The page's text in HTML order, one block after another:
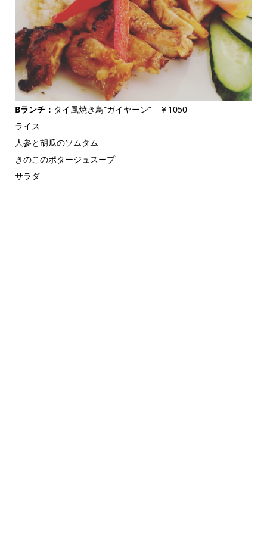
Bランチ： タイ風焼き鳥”ガイヤーン” ￥1050
ライス
人参と胡瓜のソムタム
きのこのポタージュスープ
サラダ